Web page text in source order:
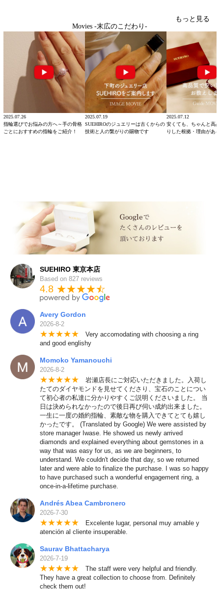
Movies -末広のこだわり-
もっと見る
2025.07.26
指輪選びでお悩みの方へ～手の骨格
ごとにおすすめの指輪をご紹介！
2025.07.19
SUEHIROのジュエリーは古くからの
技術と人の繋がりの賜物です
2025.07.12
安くても、ちゃんと高
りした根拠・理由があ
SUEHIRO 東京本店
Based on 827 reviews
4.8 ★★★★★
☆
Avery Gordon
2026-8-2
★★★★★ Very accomodating with choosing a ring
and good englishy
Momoko Yamanouchi
2026-8-2
★★★★★ 岩瀬店長にご対応いただきました。入荷し
たてのダイヤモンドを見せてくださり、宝石のことについ
て初心者の私達に分かりやすくご説明くださいました。 当
日は決められなかったので後日再び伺い成約出来ました。
一生に一度の婚約指輪、素敵な物を購入できてとても嬉し
かったです。 (Translated by Google) We were assisted by
store manager Iwase. He showed us newly arrived
diamonds and explained everything about gemstones in a
way that was easy for us, as we are beginners, to
understand. We couldn't decide that day, so we returned
later and were able to finalize the purchase. I was so happy
to have purchased such a wonderful engagement ring, a
once-in-a-lifetime purchase.
Andrés Abea Cambronero
2026-7-30
★★★★★ Excelente lugar, personal muy amable y
atención al cliente insuperable.
Saurav Bhattacharya
2026-7-19
★★★★★ The staff were very helpful and friendly.
They have a great collection to choose from. Definitely
check them out!